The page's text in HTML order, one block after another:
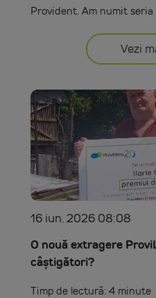
Provident. Am numit seria
Vezi
16 iun. 2026 08:08
O nouă extragere
câștigători?
Timp de lectură: 4